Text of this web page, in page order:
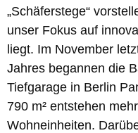
„Schäferstege“
unser Fokus auf
liegt. Im November
Jahres begannen die
Tiefgarage in Berlin
790 m² entstehen
Wohneinheiten.